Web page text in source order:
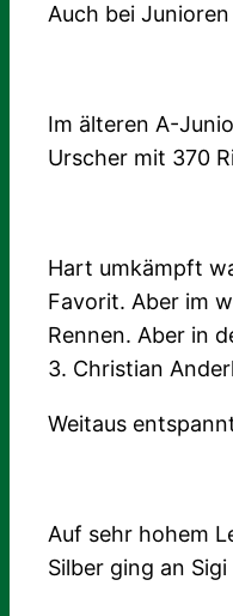
Auch bei
Im älteren A-
Urscher mit 370
Hart umkämpft
Favorit. Aber im
Rennen. Aber in
3. Christian
Weitaus
Auf sehr hohem
Silber ging an